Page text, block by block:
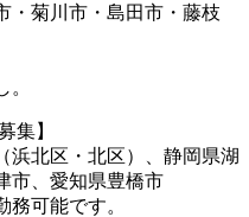
・菊川市・島田市・藤枝
集】
浜北区・北区）、静岡県湖
市、愛知県豊橋市
可能です。